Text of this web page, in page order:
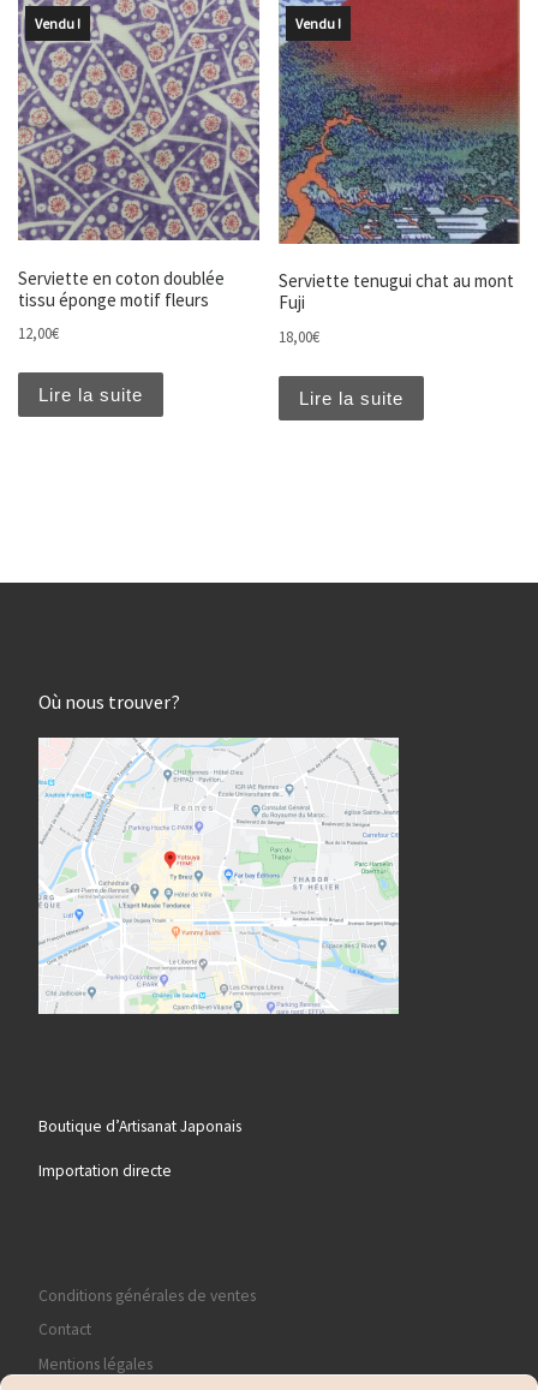
Vendu !
Serviette en coton doublée
tissu éponge motif fleurs
12,00€
Lire la suite
Vendu !
Serviette tenugui chat au mont
Fuji
18,00€
Lire la suite
Où nous trouver?
Boutique d’Artisanat Japonais
Importation directe
Conditions générales de ventes
Contact
Mentions légales